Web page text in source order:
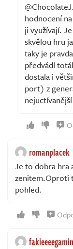
hodnocení
ji využívají.
skvělou hru
taky je
předvádí
dostala i
port) z
romanplacek
Je to dobra hra
zenitem.Oproti
pohled.